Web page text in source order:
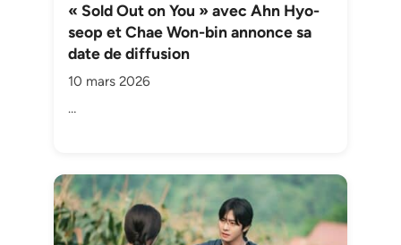
« Sold Out on You » avec Ahn Hyo-
seop et Chae Won-bin annonce sa
date de diffusion
10 mars 2026
…